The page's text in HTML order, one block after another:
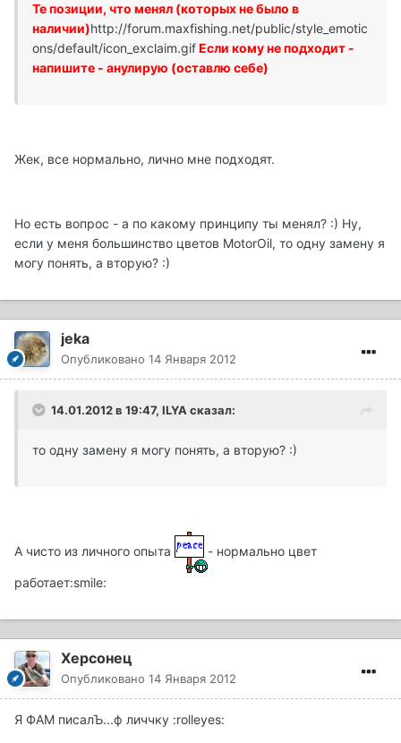
Те позиции, что менял (которых не было в
наличии)http://forum.maxfishing.net/public/style_emotic
ons/default/icon_exclaim.gifЕсли кому не подходит -
напишите - анулирую (оставлю себе)
Жек, все нормально, лично мне подходят.
Но есть вопрос - а по какому принципу ты менял? :) Ну,
если у меня большинство цветов MotorOil, то одну замену я
могу понять, а вторую? :)
jeka
Опубликовано 14 Января 2012
14.01.2012 в 19:47, ILYA сказал:
то одну замену я могу понять, а вторую? :)
А чисто из личного опыта - нормально цвет
работает:smile:
Херсонец
Опубликовано 14 Января 2012
Я ФАМ писалЪ...ф личчку :rolleyes: